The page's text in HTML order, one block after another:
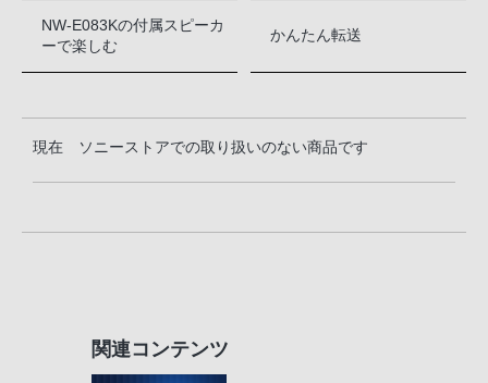
NW-E083Kの付属スピーカ
ーで楽しむ
かんたん転送
現在 ソニーストアでの取り扱いのない商品です
関連コンテンツ